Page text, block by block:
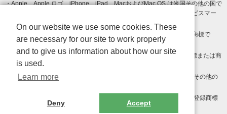
Apple、Apple ロゴ、iPhone、iPad、MacおよびMac OS は米国その他の国で
登録された Apple Inc. の商標です。App Store は Apple Inc. のサービスマー
クです。
Android、Google Play および Google Play ロゴ は Google LLC の商標で
す。
Windows は Microsoft Inc.の米国およびその他の国における登録商標または商
標です。
Adobe、Adobe Reader、Adobe PDF は、Adobe Inc.の米国およびその他の
その他、記載されている会社名、商品名、ロゴは各社の商標または登録商標
On our website we use some cookies. These
are necessary for our site to work properly
and to give us information about how our site
is used.
Learn more
Deny Accept